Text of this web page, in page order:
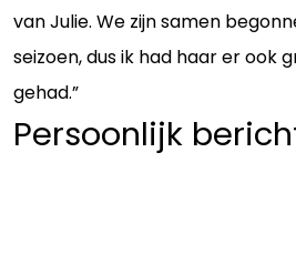
van Julie. We zijn samen
seizoen, dus ik had haar er ook
gehad.”
Persoonlijk